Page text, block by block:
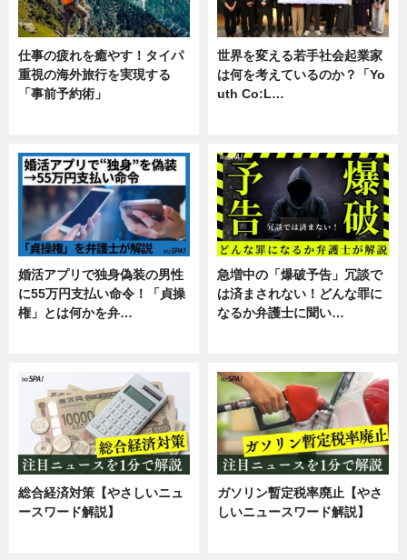
仕事の疲れを癒やす！タイパ
重視の海外旅行を実現する
「事前予約術」
世界を変える若手社会起業家
は何を考えているのか？「Yo
uth Co:L…
婚活アプリで独身偽装の男性
に55万円支払い命令！「貞操
権」とは何かを弁…
急増中の「爆破予告」冗談で
は済まされない！どんな罪に
なるか弁護士に聞い…
総合経済対策【やさしいニュ
ースワード解説】
ガソリン暫定税率廃止【やさ
しいニュースワード解説】